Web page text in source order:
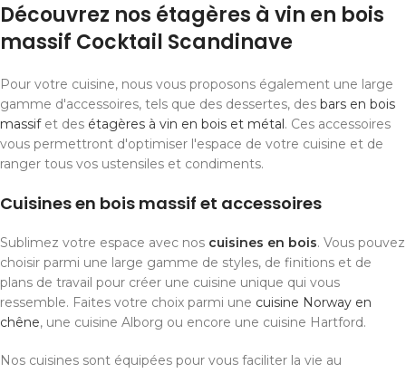
Découvrez nos étagères à vin en bois
massif Cocktail Scandinave
Pour votre cuisine, nous vous proposons également une large
gamme d'accessoires, tels que des dessertes, des bars en bois
massifet des étagères à vin en bois et métal. Ces accessoires
vous permettront d'optimiser l'espace de votre cuisine et de
ranger tous vos ustensiles et condiments.
Cuisines en bois massif et accessoires
Sublimez votre espace avec nos cuisines en bois. Vous pouvez
choisir parmi une large gamme de styles, de finitions et de
plans de travail pour créer une cuisine unique qui vous
ressemble. Faites votre choix parmi une cuisine Norway en
chêne, une cuisine Alborg ou encore une cuisine Hartford.
Nos cuisines sont équipées pour vous faciliter la vie au